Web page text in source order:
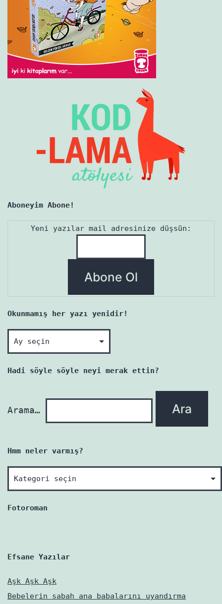
Aboneyim Abone!
Yeni yazılar mail adresinize düşsün:
Okunmamış her yazı yenidir!
Okunmamış
her
yazı
Hadi söyle söyle neyi merak ettin?
Arama…
Hmm neler varmış?
Hmm
neler
varmış?
Fotoroman
Efsane Yazılar
Aşk Aşk Aşk
Bebelerin sabah ana babalarını uyandırma